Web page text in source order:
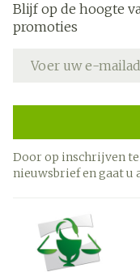
Blijf op de hoogte
promoties
Door op inschrijven
nieuwsbrief en gaat u